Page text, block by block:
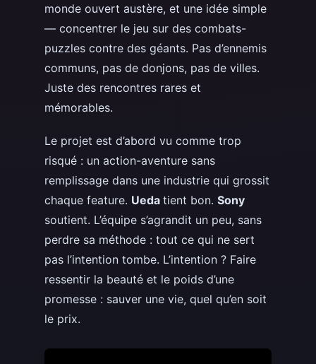
monde ouvert austère, et une idée simple
— concentrer le jeu sur des combats-
puzzles contre des géants. Pas d’ennemis
communs, pas de donjons, pas de villes.
Juste des rencontres rares et
mémorables.
Le projet est d’abord vu comme trop
risqué : un action-aventure sans
remplissage dans une industrie qui grossit
chaque feature. Ueda tient bon. Sony
soutient. L’équipe s’agrandit un peu, sans
perdre sa méthode : tout ce qui ne sert
pas l’intention tombe. L’intention ? Faire
ressentir la beauté et le poids d’une
promesse : sauver une vie, quel qu’en soit
le prix.